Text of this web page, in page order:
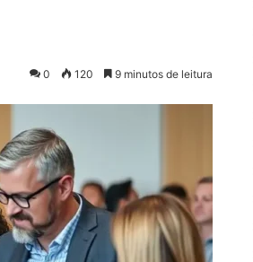
0 120 9 minutos de leitura